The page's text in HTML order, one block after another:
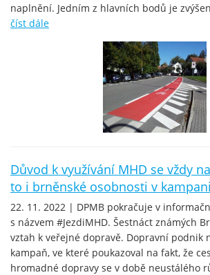
naplnění. Jedním z hlavních bodů je
číst dále
Důvod k využívání MHD se vždy
to i brněnské osobnosti v
22. 11. 2022 | DPMB pokračuje v
s názvem #JezdiMHD. Šestnáct známých
vztah k veřejné dopravě. Dopravní podnik
kampaň, ve které poukazoval na fakt, že
hromadné dopravy se v době neustálého